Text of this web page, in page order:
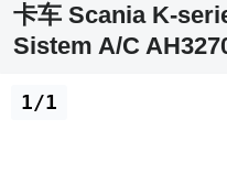
卡车 Scania K-
Sistem A/C
1/1